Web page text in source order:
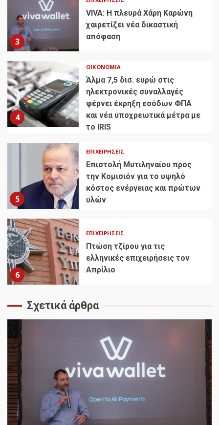
3
VIVA: Η πλευρά Χάρη Καρώνη
χαιρετίζει νέα δικαστική
απόφαση
4
ΟΙΚΟΝΟΜΊΑ
Άλμα 7,5 δισ. ευρώ στις
ηλεκτρονικές συναλλαγές
φέρνει έκρηξη εσόδων ΦΠΑ
και νέα υποχρεωτικά μέτρα με
το IRIS
5
ΕΠΙΧΕΙΡΉΣΕΙΣ
Επιστολή Μυτιληναίου προς
την Κομισιόν για το υψηλό
κόστος ενέργειας και πρώτων
υλών
6
ΕΠΙΧΕΙΡΉΣΕΙΣ
Πτώση τζίρου για τις
ελληνικές επιχειρήσεις τον
Απρίλιο
Σχετικά άρθρα